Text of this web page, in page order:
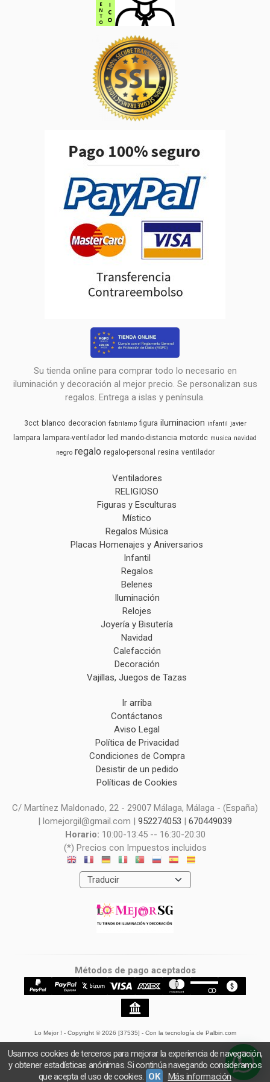
Su tienda online para comprar todo lo necesario en
iluminación y decoración al mejor precio. Se personalizan sus
regalos. Entrega a islas y península.
3cct blanco decoracion fabrilamp figura iluminacion infantil javier
lampara lampara-ventilador led mando-distancia motordc musica navidad
negro regalo regalo-personal resina ventilador
Ventiladores
RELIGIOSO
Figuras y Esculturas
Místico
Regalos Música
Placas Homenajes y Aniversarios
Infantil
Regalos
Belenes
Iluminación
Relojes
Joyería y Bisutería
Navidad
Calefacción
Decoración
Vajillas, Juegos de Tazas
Ir arriba
Contáctanos
Aviso Legal
Política de Privacidad
Condiciones de Compra
Desistir de un pedido
Políticas de Cookies
C/ Martínez Maldonado, 22 - 29007 Málaga, Málaga - (España)
| lomejorgil@gmail.com | 952274053 | 670449039
Horario: 10:00-13:45 -- 16:30-20:30
(*) Precios con Impuestos incluidos
Métodos de pago aceptados
Lo Mejor ! - Copyright © 2026 [37535] - Con la tecnología de Palbin.com
Usamos cookies de terceros para mejorar la experiencia de navegación,
y obtener estadísticas anónimas. Si continúa navegando consideramos
que acepta el uso de cookies. OK Más información